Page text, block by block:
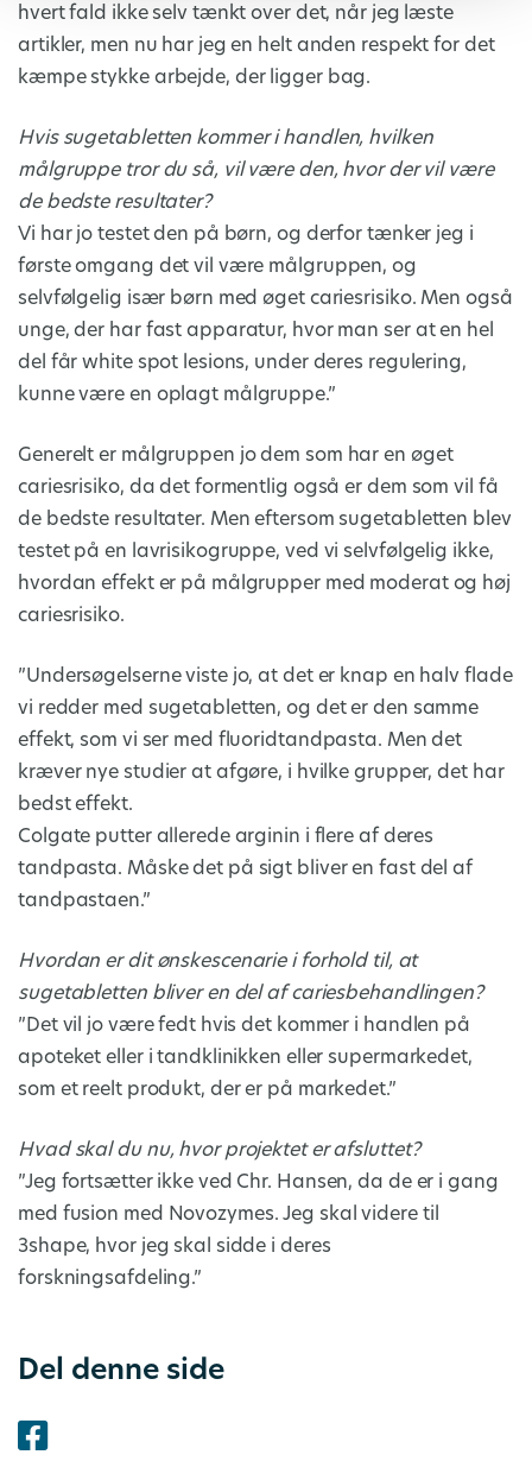
hvert fald ikke selv tænkt over det, når jeg læste
artikler, men nu har jeg en helt anden respekt for det
kæmpe stykke arbejde, der ligger bag.
Hvis sugetabletten kommer i handlen, hvilken
målgruppe tror du så, vil være den, hvor der vil være
de bedste resultater?
Vi har jo testet den på børn, og derfor tænker jeg i
første omgang det vil være målgruppen, og
selvfølgelig især børn med øget cariesrisiko. Men også
unge, der har fast apparatur, hvor man ser at en hel
del får white spot lesions, under deres regulering,
kunne være en oplagt målgruppe.”
Generelt er målgruppen jo dem som har en øget
cariesrisiko, da det formentlig også er dem som vil få
de bedste resultater. Men eftersom sugetabletten blev
testet på en lavrisikogruppe, ved vi selvfølgelig ikke,
hvordan effekt er på målgrupper med moderat og høj
cariesrisiko.
”Undersøgelserne viste jo, at det er knap en halv flade
vi redder med sugetabletten, og det er den samme
effekt, som vi ser med fluoridtandpasta. Men det
kræver nye studier at afgøre, i hvilke grupper, det har
bedst effekt.
Colgate putter allerede arginin i flere af deres
tandpasta. Måske det på sigt bliver en fast del af
tandpastaen.”
Hvordan er dit ønskescenarie i forhold til, at
sugetabletten bliver en del af cariesbehandlingen?
”Det vil jo være fedt hvis det kommer i handlen på
apoteket eller i tandklinikken eller supermarkedet,
som et reelt produkt, der er på markedet.”
Hvad skal du nu, hvor projektet er afsluttet?
”Jeg fortsætter ikke ved Chr. Hansen, da de er i gang
med fusion med Novozymes. Jeg skal videre til
3shape, hvor jeg skal sidde i deres
forskningsafdeling.”
Del denne side